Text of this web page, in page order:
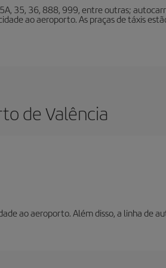
35, 36, 888, 999, entre outras;
ao aeroporto. As praças de táxis
de Valência
ao aeroporto. Além disso, a linha de